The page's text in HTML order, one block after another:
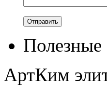
Полезные
АртКим